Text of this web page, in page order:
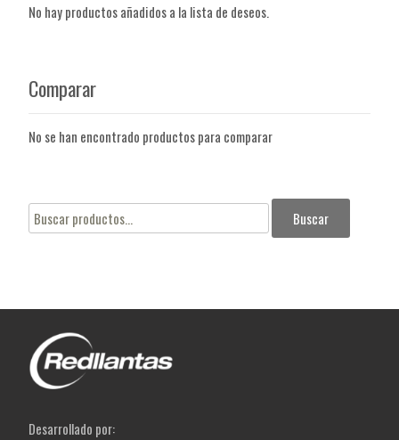
No hay productos añadidos a la lista de deseos.
Comparar
No se han encontrado productos para comparar
Buscar
por:
Buscar
Desarrollado por: